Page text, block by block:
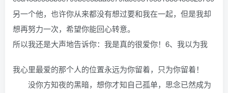
另一个他，也许你从来都没有想过要和我在一起，但是我却
想再努力一次，希望你能回心转意。
所以我还是大声地告诉你：我是真的很爱你！6、我以为我
我心里最爱的那个人的位置永远为你留着，只为你留着！
没你方知夜的黑暗，想你才知自己孤单，思念已然成为